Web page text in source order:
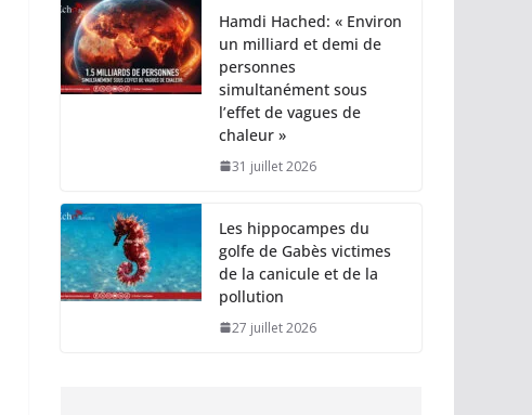
Hamdi Hached: « Environ
un milliard et demi de
personnes
simultanément sous
l’effet de vagues de
chaleur »
31 juillet 2026
Les hippocampes du
golfe de Gabès victimes
de la canicule et de la
pollution
27 juillet 2026